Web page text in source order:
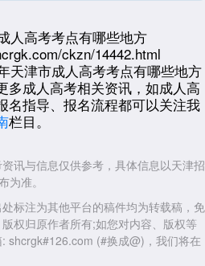
安静，适合组织大规模考试。
(示例)
)
考场管理规范，2026年可能继续承
合组织区域性考试。
，可能用于高起本层次考试。
人高考考点有哪些地方
ckzn/14442.html
天津市成人高考考点有哪些地方
多成人高考相关资讯，如成人高
名指导、报名流程都可以关注我
栏目。
讯与信息仅供参考，具体信息以天津招
为准。
处标注为其他平台的稿件均为转载稿，免
权归原作者所有;如您对内容、版权等
shcrgk#126.com (#换成@)，我们将在